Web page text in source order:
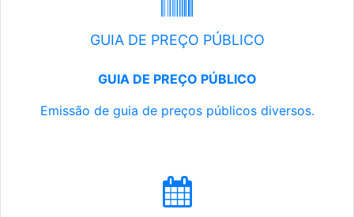
GUIA DE PREÇO PÚBLICO
GUIA DE PREÇO PÚBLICO
Emissão de guia de preços públicos diversos.